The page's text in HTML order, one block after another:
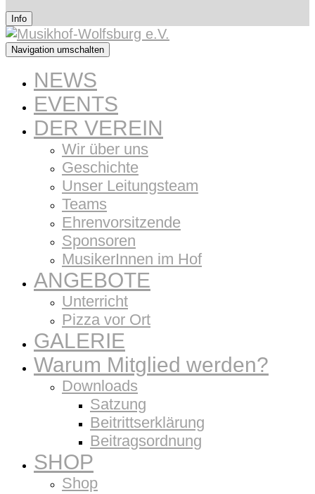
Info
Navigation umschalten
NEWS
EVENTS
DER VEREIN
Wir über uns
Geschichte
Unser Leitungsteam
Teams
Ehrenvorsitzende
Sponsoren
MusikerInnen im Hof
ANGEBOTE
Unterricht
Pizza vor Ort
GALERIE
Warum Mitglied werden?
Downloads
Satzung
Beitrittserklärung
Beitragsordnung
SHOP
Shop